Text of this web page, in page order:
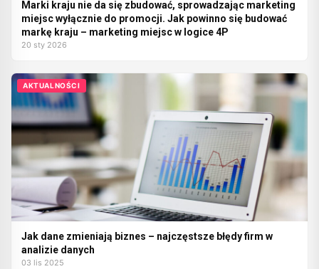
Marki kraju nie da się zbudować, sprowadzając marketing
miejsc wyłącznie do promocji. Jak powinno się budować
markę kraju – marketing miejsc w logice 4P
20 sty 2026
AKTUALNOŚCI
Jak dane zmieniają biznes – najczęstsze błędy firm w
analizie danych
03 lis 2025